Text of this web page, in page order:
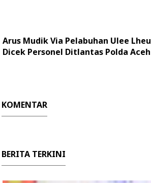
Arus Mudik Via Pelabuhan Ulee Lheu
Dicek Personel Ditlantas Polda Aceh
KOMENTAR
BERITA TERKINI